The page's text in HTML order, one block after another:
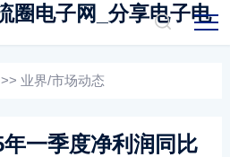
圈电子网_分享电子电
>> 业界/市场动态
一季度净利润同比